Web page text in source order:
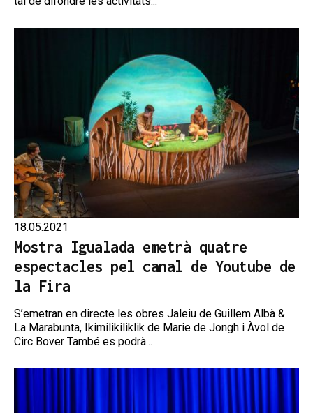
18.05.2021
Mostra Igualada emetrà quatre
espectacles pel canal de Youtube de
la Fira
S’emetran en directe les obres Jaleiu de Guillem Albà &
La Marabunta, Ikimilikiliklik de Marie de Jongh i Àvol de
Circ Bover També es podrà...